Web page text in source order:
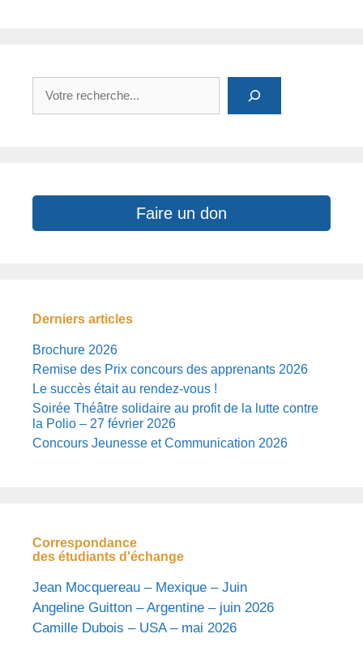
Faire un don
Derniers articles
Brochure 2026
Remise des Prix concours des apprenants 2026
Le succès était au rendez-vous !
Soirée Théâtre solidaire au profit de la lutte contre
la Polio – 27 février 2026
Concours Jeunesse et Communication 2026
Correspondance
des étudiants d'échange
Jean Mocquereau – Mexique – Juin
Angeline Guitton – Argentine – juin 2026
Camille Dubois – USA – mai 2026